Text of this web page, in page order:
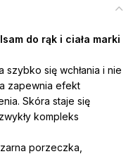
do rąk i ciała marki
się wchłania i nie
zapewnia efekt
Skóra staje się
kompleks
porzeczka,